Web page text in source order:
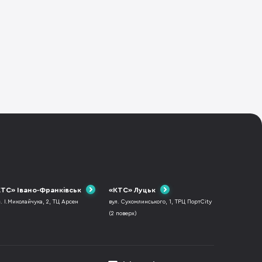
Івано-Франківськ
І.Миколайчука, 2, ТЦ Арсен
«КТС» Луцьк
вул. Сухомлинського, 1, ТРЦ ПортCity
(2 поверх)